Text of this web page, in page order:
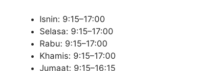
Isnin: 9:15–17:00
Selasa: 9:15–17:00
Rabu: 9:15–17:00
Khamis: 9:15–17:00
Jumaat: 9:15–16:15